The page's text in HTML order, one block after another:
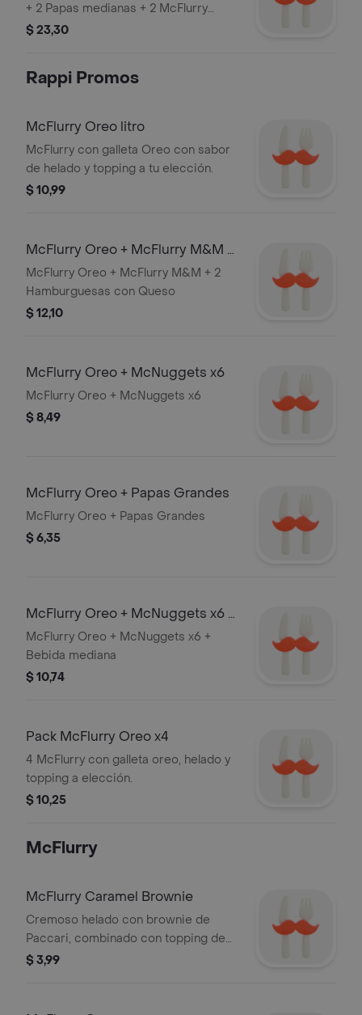
+ 2 Papas medianas + 2 McFlurry
Oreo
$ 23,30
Rappi Promos
McFlurry Oreo litro
McFlurry con galleta Oreo con sabor
de helado y topping a tu elección.
$ 10,99
McFlurry Oreo + McFlurry M&M +
2 Hamburguesas con Queso
McFlurry Oreo + McFlurry M&M + 2
Hamburguesas con Queso
$ 12,10
McFlurry Oreo + McNuggets x6
McFlurry Oreo + McNuggets x6
$ 8,49
McFlurry Oreo + Papas Grandes
McFlurry Oreo + Papas Grandes
$ 6,35
McFlurry Oreo + McNuggets x6 +
Bebida mediana
McFlurry Oreo + McNuggets x6 +
Bebida mediana
$ 10,74
Pack McFlurry Oreo x4
4 McFlurry con galleta oreo, helado y
topping a elección.
$ 10,25
McFlurry
McFlurry Caramel Brownie
Cremoso helado con brownie de
Paccari, combinado con topping de
caramelo salado. Una mezcla
$ 3,99